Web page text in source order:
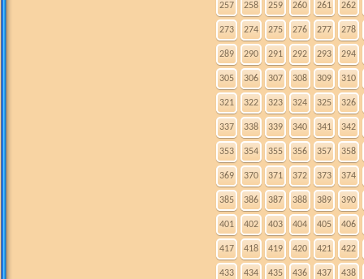
257 258 259 260 261 262
273 274 275 276 277 278
289 290 291 292 293 294
305 306 307 308 309 310
321 322 323 324 325 326
337 338 339 340 341 342
353 354 355 356 357 358
369 370 371 372 373 374
385 386 387 388 389 390
401 402 403 404 405 406
417 418 419 420 421 422
433 434 435 436 437 438